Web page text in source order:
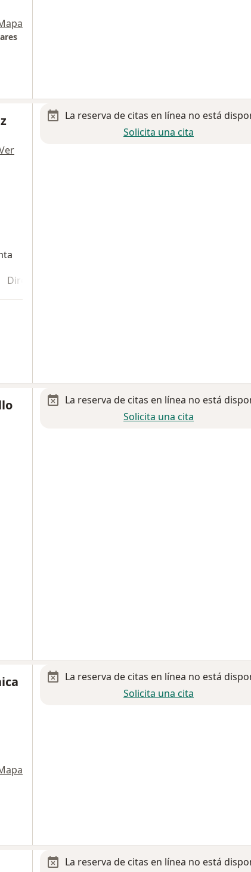
Dirección 4
La reserva de citas en línea no está
Solicita una cita
La reserva de citas en línea no está
Solicita una cita
La reserva de citas en línea no está
Solicita una cita
La reserva de citas en línea no está